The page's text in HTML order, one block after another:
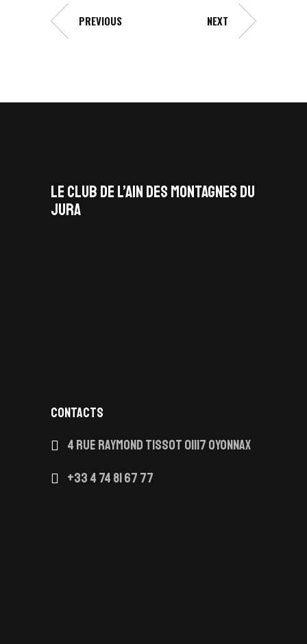
PREVIOUS NEXT
LE CLUB DE L’AIN DES MONTAGNES DU
JURA
CONTACTS
4 Rue Raymond Tissot 01117 OYONNAX
+33 4 74 81 67 77